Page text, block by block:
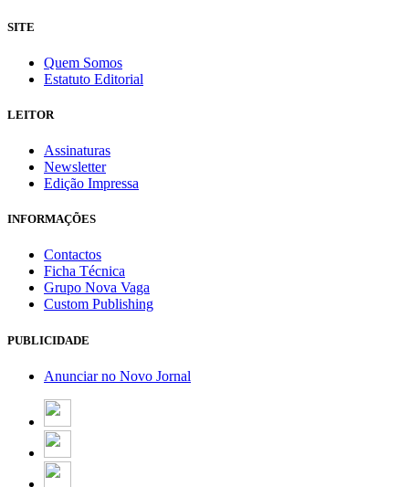
SITE
Quem Somos
Estatuto Editorial
LEITOR
Assinaturas
Newsletter
Edição Impressa
INFORMAÇÕES
Contactos
Ficha Técnica
Grupo Nova Vaga
Custom Publishing
PUBLICIDADE
Anunciar no Novo Jornal